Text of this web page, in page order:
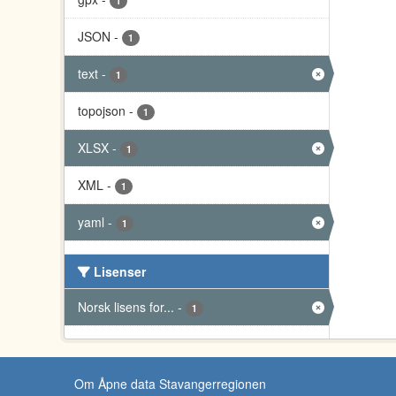
JSON - 1
text - 1
topojson - 1
XLSX - 1
XML - 1
yaml - 1
Lisenser
Norsk lisens for... - 1
Om Åpne data Stavangerregionen